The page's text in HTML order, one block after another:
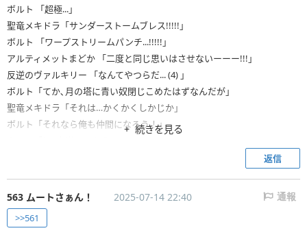
ボルト 「超極...」
聖竜メキドラ「サンダーストームブレス!!!!!」
ボルト 「ワープストリームパンチ...!!!!!」
アルティメットまどか 「二度と同じ思いはさせないーーー!!!」
反逆のヴァルキリー 「なんてやつらだ... (4) 」
ボルト「てか､月の塔に青い奴閉じこめたはずなんだが」
聖竜メキドラ「それは…かくかくしかじか」
ボルト「それなら俺も仲間になろう！」
続きを見る
返信
563 ムートさぁん！ 2025-07-14 22:40 通報
>>561